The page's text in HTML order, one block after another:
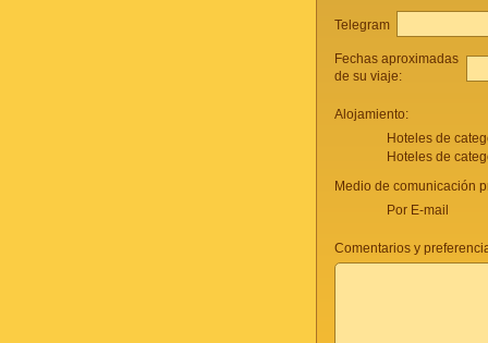
Telegram
Fechas aproximadas
de su viaje:
Alojamiento:
Hoteles de
Hoteles de
Medio de comunicación
Por E-mail
Comentarios y